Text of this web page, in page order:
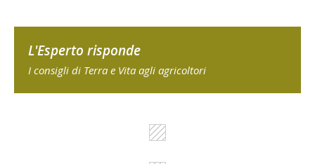
L'Esperto risponde
I consigli di Terra e Vita agli agricoltori